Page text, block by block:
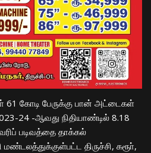
61 கோடி பேருக்கு பான் அட்டைகள்
24 -ஆவது நிதியாண்டில் 8.18
படிவத்தை தாக்கல்
திருச்சி, கரூா்,